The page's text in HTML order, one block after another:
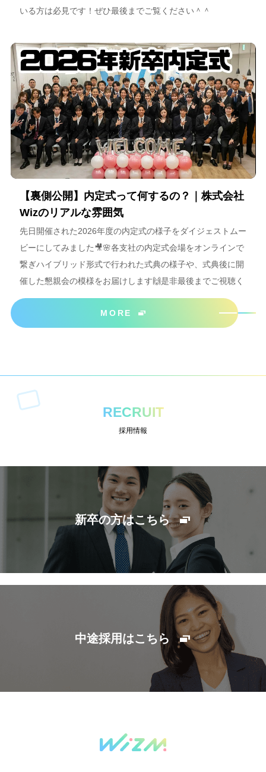
いる方は必見です！ぜひ最後までご覧ください＾＾
【裏側公開】内定式って何するの？｜株式会社
Wizのリアルな雰囲気
先日開催された2026年度の内定式の様子をダイジェストムー
ビーにしてみました🎥🌸各支社の内定式会場をオンラインで
繋ぎハイブリッド形式で行われた式典の様子や、式典後に開
催した懇親会の模様をお届けします🙌是非最後までご視聴く
ださいね＾＾
MORE
RECRUIT
採用情報
新卒の方はこちら
中途採用はこちら